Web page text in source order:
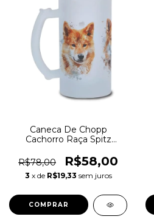
Caneca De Chopp
Cachorro Raça Spitz
R$78,00
R$58,00
3 x de R$19,33 sem juros